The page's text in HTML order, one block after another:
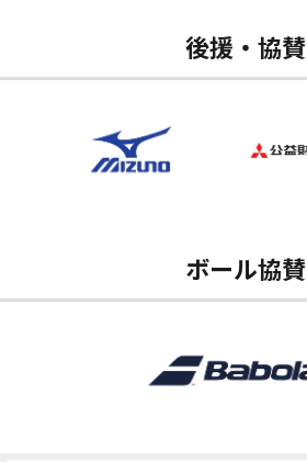
後援・協賛
ボール協賛